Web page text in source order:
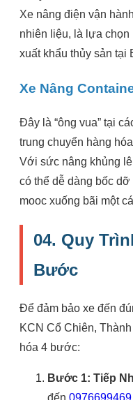
Xe nâng điện vận
nhiên liệu, là lựa chọn
xuất khẩu thủy sản tại
Xe Nâng
Đây là “ông vua” tại
trung chuyển hàng
Với sức nâng khủng
có thể dễ dàng bốc
mooc xuống bãi một
04. Quy
Bước
Để đảm bảo xe đến
KCN Cổ Chiên,
hóa 4 bước:
Bước 1: Tiếp
đến 0976699469